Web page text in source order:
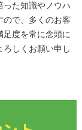
った知識やノウハ
ので、多くのお客
足度を常に念頭に
しくお願い申し